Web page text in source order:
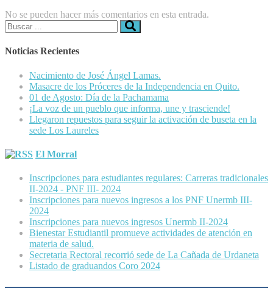
No se pueden hacer más comentarios en esta entrada.
Buscar:
Noticias Recientes
Nacimiento de José Ángel Lamas.
Masacre de los Próceres de la Independencia en Quito.
01 de Agosto: Día de la Pachamama
¡La voz de un pueblo que informa, une y trasciende!
Llegaron repuestos para seguir la activación de buseta en la
sede Los Laureles
El Morral
Inscripciones para estudiantes regulares: Carreras tradicionales
II-2024 - PNF III- 2024
Inscripciones para nuevos ingresos a los PNF Unermb III-
2024
Inscripciones para nuevos ingresos Unermb II-2024
Bienestar Estudiantil promueve actividades de atención en
materia de salud.
Secretaria Rectoral recorrió sede de La Cañada de Urdaneta
Listado de graduandos Coro 2024